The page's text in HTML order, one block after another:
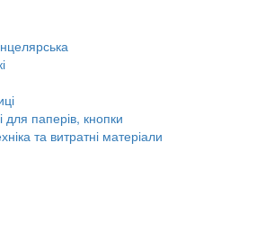
для паперів, кнопки
та витратні матеріали